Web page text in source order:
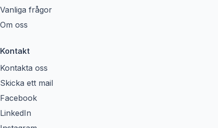
Vanliga frågor
Om oss
Kontakt
Kontakta oss
Skicka ett mail
Facebook
LinkedIn